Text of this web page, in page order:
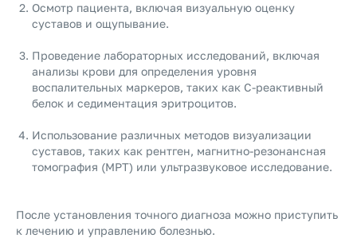
Осмотр пациента, включая визуальную оценку
суставов и ощупывание.
Проведение лабораторных исследований, включая
анализы крови для определения уровня
воспалительных маркеров, таких как С-реактивный
белок и седиментация эритроцитов.
Использование различных методов визуализации
суставов, таких как рентген, магнитно-резонансная
томография (МРТ) или ультразвуковое исследование.
После установления точного диагноза можно приступить
к лечению и управлению болезнью.